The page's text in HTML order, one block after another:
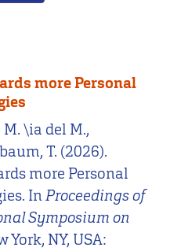
more Personal
\ia del M.,
T. (2026).
more Personal
InProceedings of
Symposium on
York, NY, USA: